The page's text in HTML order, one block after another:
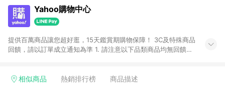
Yahoo購物中心
提供百萬商品讓您超好逛，15天鑑賞期購物保障！ 3C及特殊商品
回饋，請以訂單成立通知為準 1. 請注意以下品類商品均無回饋：
電玩/遊戲/相機/單眼/鏡頭/拍立得 [2024/6/1起適用] -內接硬
相似商品 熱銷排行榜 商品描述